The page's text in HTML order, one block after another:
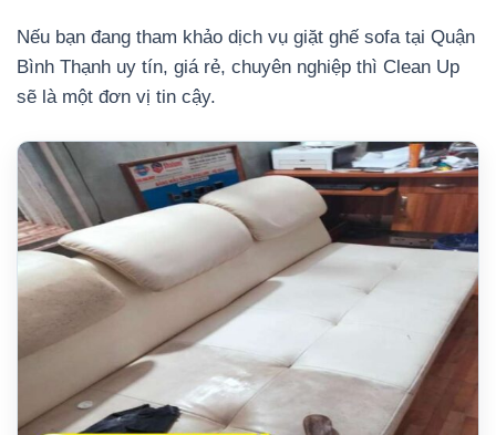
Nếu bạn đang tham khảo dịch vụ giặt ghế sofa tại Quận
Bình Thạnh uy tín, giá rẻ, chuyên nghiệp thì Clean Up
sẽ là một đơn vị tin cậy.